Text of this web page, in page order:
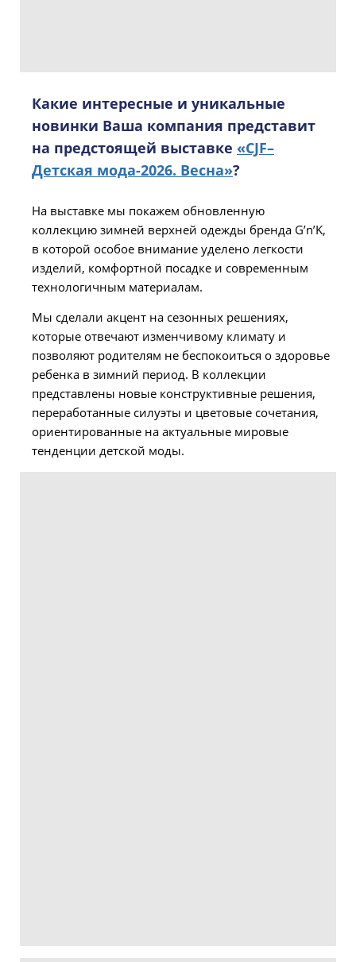
Какие интересные и уникальные
новинки Ваша компания представит
на предстоящей выставке «CJF–
Детская мода-2026. Весна»?
На выставке мы покажем обновленную
коллекцию зимней верхней одежды бренда G’n’K,
в которой особое внимание уделено легкости
изделий, комфортной посадке и современным
технологичным материалам.
Мы сделали акцент на сезонных решениях,
которые отвечают изменчивому климату и
позволяют родителям не беспокоиться о здоровье
ребенка в зимний период. В коллекции
представлены новые конструктивные решения,
переработанные силуэты и цветовые сочетания,
ориентированные на актуальные мировые
тенденции детской моды.